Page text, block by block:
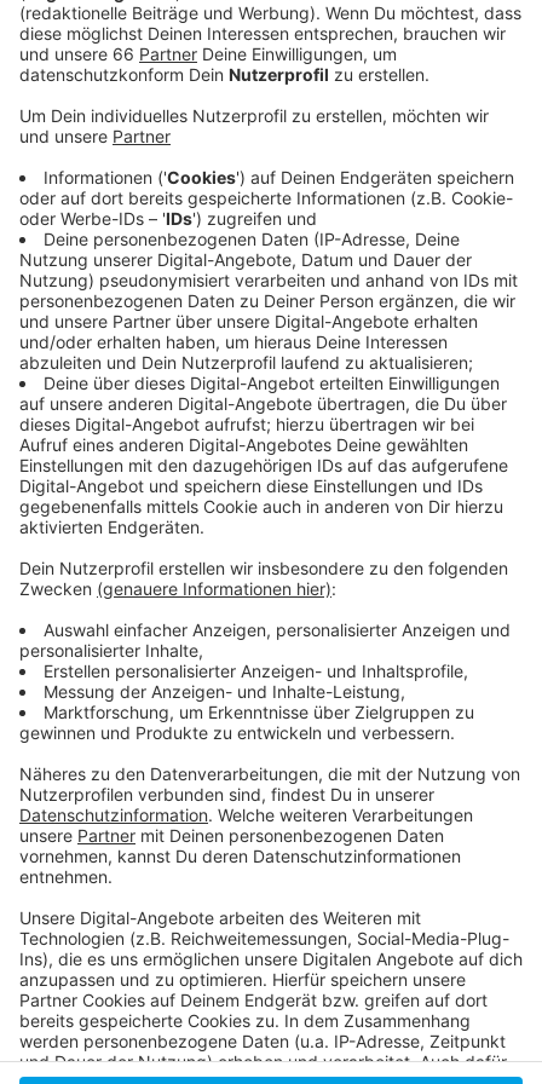
Anzeige
Der Apothekerverband Nordrhein in Düsseldorf hat uns
gesagt: Die Welle startet in diesem Jahr ungewöhnlich
früh und es trifft die Kinder oft sehr heftig. Grund sei,
dass das Immunsystem nicht trainiert sei. Viele Kinder
hätten wegen der Abstandsregeln in der Corona-
Pandemie kaum Kontakt zu Erregern gehabt. Den
hohen Krankenstand bekommen auch Kinderkliniken-
und -ärzte zu spüren. Einerseits haben sie alle Hände
voll zu tun. Auf der anderen Seite leiden sie unter
akutem Personalmangel. Der Apothekerverband geht
von weiter hohen Infektionszahlen bei Kindern aus.
Anzeige
Weitere Infos und Links zum Thema:
Anzeige
Antenne Düsseldorf: Die Grippewelle hat begonnen
Weitere Infos des Apothekerverbands Nordrhein
Grippeschutzimpfung
Anzeige
Anzeige